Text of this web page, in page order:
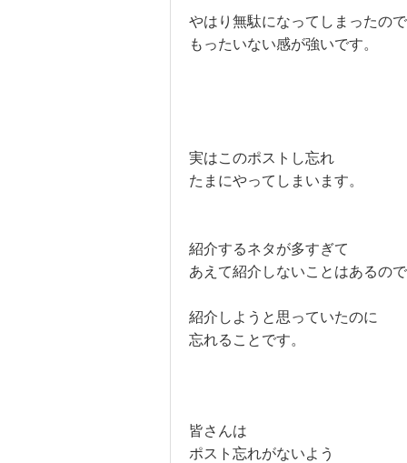
やはり無駄になってしまったので
もったいない感が強いです。
実はこのポストし忘れ
たまにやってしまいます。
紹介するネタが多すぎて
あえて紹介しないことはあるの
紹介しようと思っていたのに
忘れることです。
皆さんは
ポスト忘れがないよう